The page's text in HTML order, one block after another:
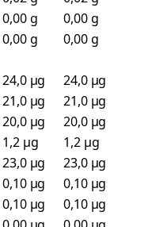
0,00 g
0,00 g
0,00 g
0,00 g
24,0 µg
24,0 µg
21,0 µg
21,0 µg
20,0 µg
20,0 µg
1,2 µg
1,2 µg
23,0 µg
23,0 µg
0,10 µg
0,10 µg
0,10 µg
0,10 µg